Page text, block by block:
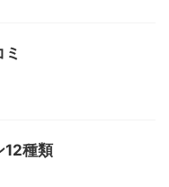
12種類